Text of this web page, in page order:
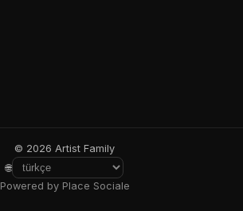
© 2026 Artist Family
🌐
Powered by Place Sociale